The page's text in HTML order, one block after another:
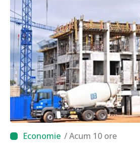
/ Acum 10 ore